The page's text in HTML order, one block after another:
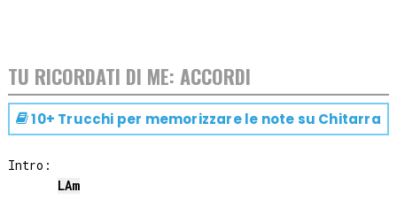
TU RICORDATI DI ME: ACCORDI
10+ Trucchi per memorizzare le note su Chitarra
Intro:
LAm